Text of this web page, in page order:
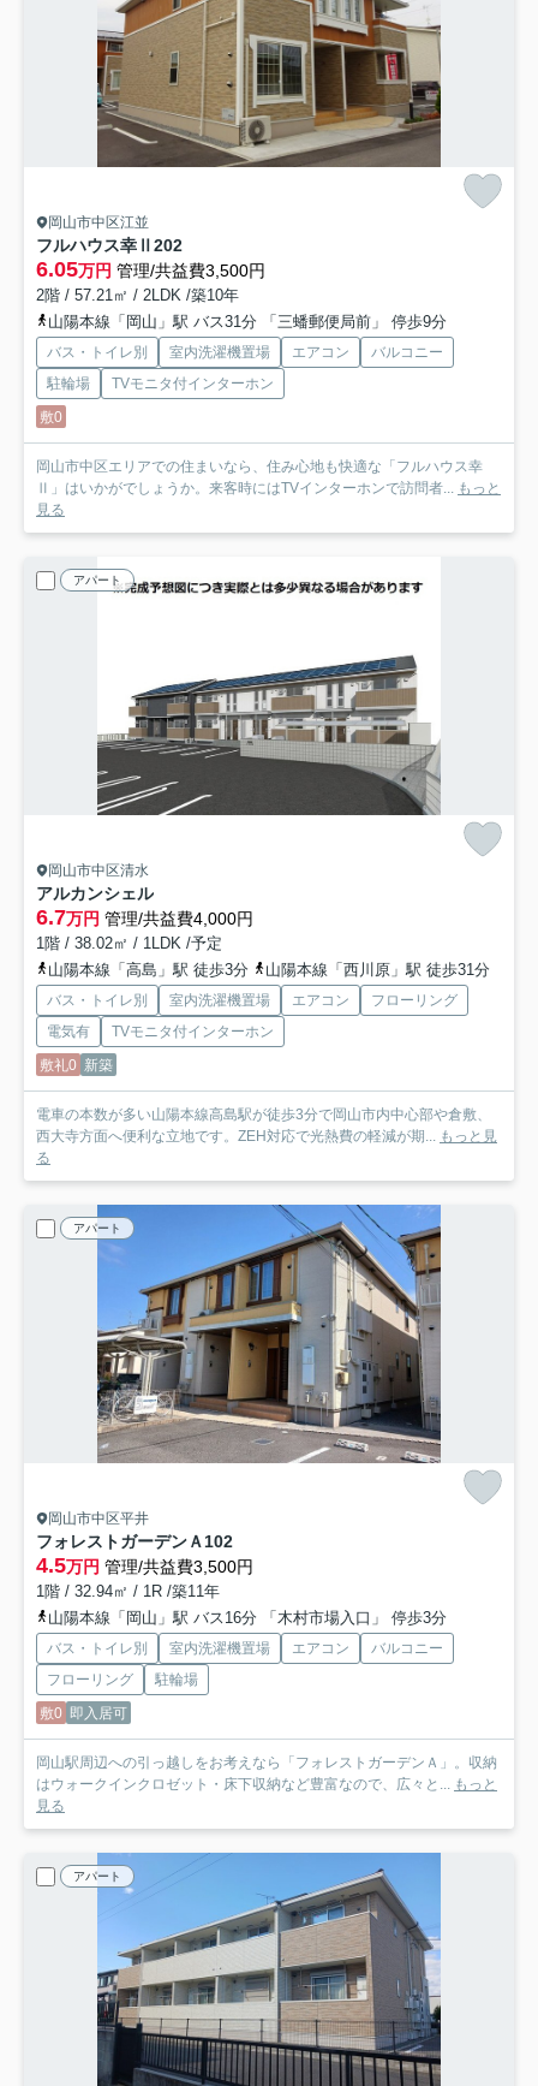
岡山市中区江並
フルハウス幸Ⅱ202
6.05万円 管理/共益費3,500円
2階 / 57.21㎡ / 2LDK /築10年
山陽本線「岡山」駅 バス31分 「三蟠郵便局前」 停歩9分
バス・トイレ別 室内洗濯機置場 エアコン
バルコニー
駐輪場
TVモニタ付インターホン
敷0
岡山市中区エリアでの住まいなら、住み心地も快適な「フルハウス幸
Ⅱ」はいかがでしょうか。来客時にはTVインターホンで訪問者...
もっと
見る
アパート
岡山市中区清水
アルカンシェル
6.7万円 管理/共益費4,000円
1階 / 38.02㎡ / 1LDK /予定
山陽本線「高島」駅 徒歩3分
山陽本線「西川原」駅 徒歩31分
バス・トイレ別 室内洗濯機置場 エアコン
フローリング
電気有
TVモニタ付インターホン
敷礼0 新築
電車の本数が多い山陽本線高島駅が徒歩3分で岡山市内中心部や倉敷、
西大寺方面へ便利な立地です。ZEH対応で光熱費の軽減が期...
もっと見
る
アパート
岡山市中区平井
フォレストガーデンＡ 102
4.5万円 管理/共益費3,500円
1階 / 32.94㎡ / 1R /築11年
山陽本線「岡山」駅 バス16分 「木村市場入口」 停歩3分
バス・トイレ別 室内洗濯機置場 エアコン
バルコニー
フローリング
駐輪場
敷0 即入居可
岡山駅周辺への引っ越しをお考えなら「フォレストガーデンＡ」。収納
はウォークインクロゼット・床下収納など豊富なので、広々と...
もっと
見る
アパート